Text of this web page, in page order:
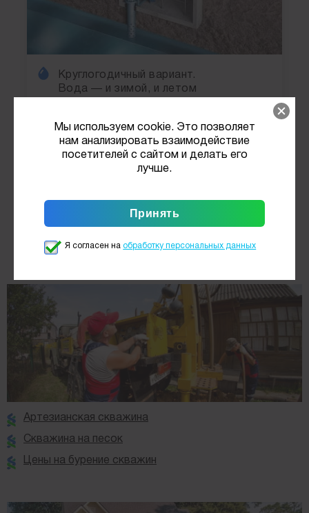
Круглогодичный вариант.
Вода — и зимой, и летом
на улице
120
подробнее
Артезианская скважина
Скважина на песок
Цены на бурение скважин
Мы используем cookie. Это позволяет
нам анализировать взаимодействие
посетителей с сайтом и делать его
лучше.
Я согласен на обработку персональных данных